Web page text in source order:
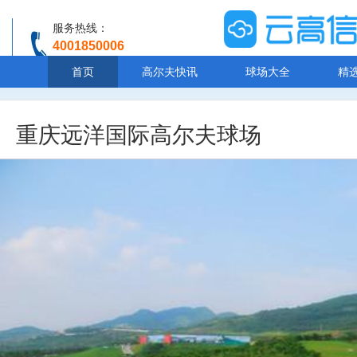
服务热线：
4001850006
首页 高尔夫快讯 球场大全 精
重庆远洋国际高尔夫球场